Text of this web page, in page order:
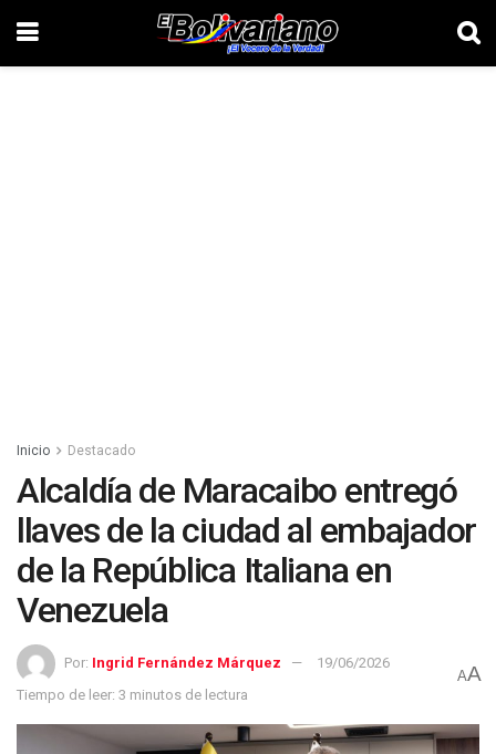
Inicio Destacado
Alcaldía de Maracaibo entregó
llaves de la ciudad al embajador
de la República Italiana en
Venezuela
Por: Ingrid Fernández Márquez
19/06/2026
Tiempo de leer: 3 minutos de lectura
AA